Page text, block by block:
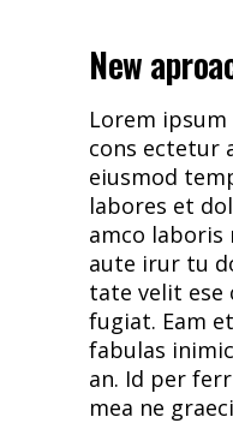
New
Lorem
cons ectetur
eiusmod
labores et
amco laboris
aute irur tu
tate velit ese
fugiat. Eam
fabulas
an. Id per
mea ne